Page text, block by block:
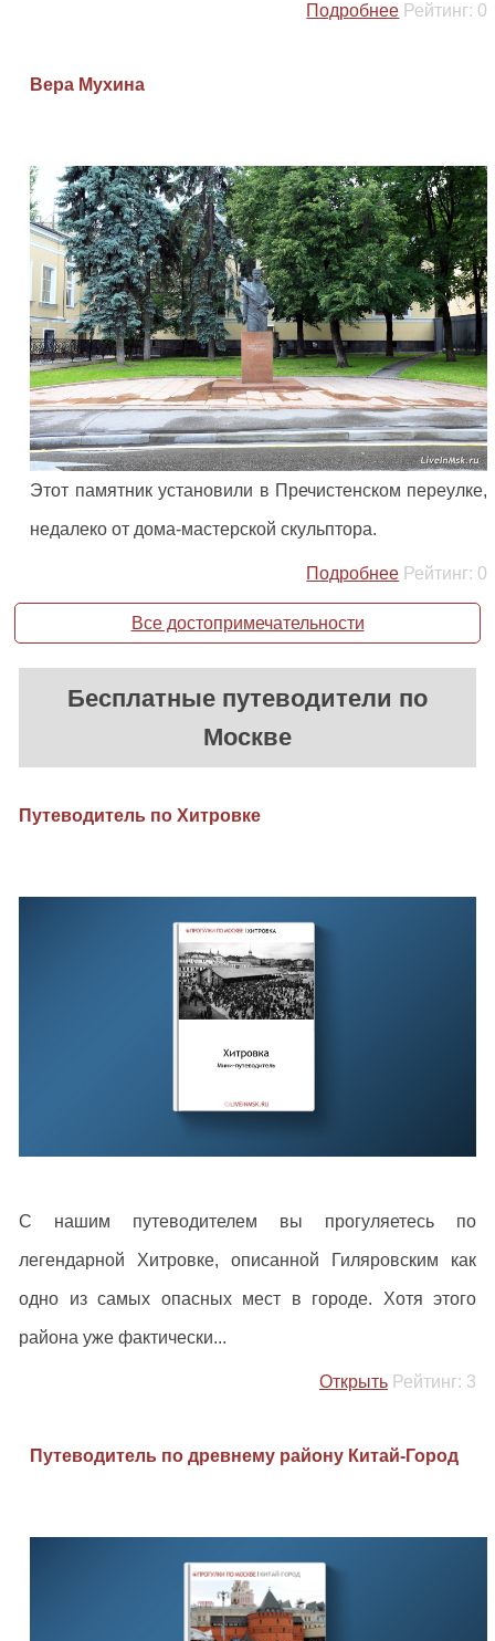
Подробнее Рейтинг: 0
Вера Мухина
Этот памятник установили в Пречистенском переулке,
недалеко от дома-мастерской скульптора.
Подробнее Рейтинг: 0
Все достопримечательности
Бесплатные путеводители по
Москве
Путеводитель по Хитровке
С нашим путеводителем вы прогуляетесь по
легендарной Хитровке, описанной Гиляровским как
одно из самых опасных мест в городе. Хотя этого
района уже фактически...
Открыть Рейтинг: 3
Путеводитель по древнему району Китай-Город